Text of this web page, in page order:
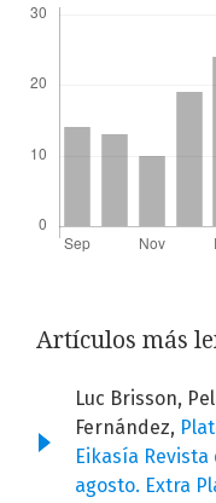
Artículos más
Luc Brisson,
Fernández,
Eikasía Revista
agosto. Extra